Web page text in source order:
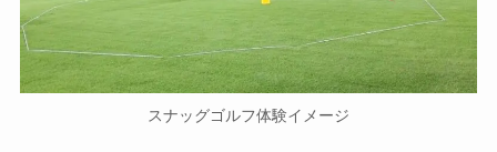
スナッグゴルフ体験イメージ